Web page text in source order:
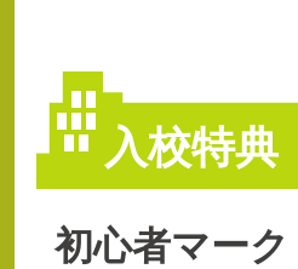
入校特典
初心者マーク